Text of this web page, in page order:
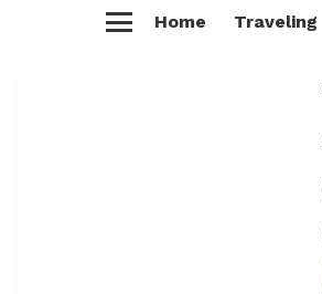
Home Traveling